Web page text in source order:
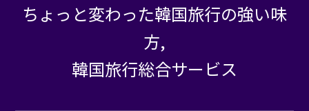
ちょっと変わった韓国旅行の強い味
方,
韓国旅行総合サービス